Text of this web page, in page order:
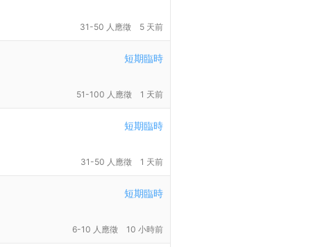
31-50 人應徵 5 天前
短期臨時
51-100 人應徵 1 天前
短期臨時
31-50 人應徵 1 天前
短期臨時
6-10 人應徵 10 小時前